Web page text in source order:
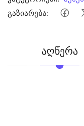
გაზიარება:
აღწერა